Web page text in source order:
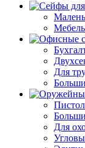
Для
Для